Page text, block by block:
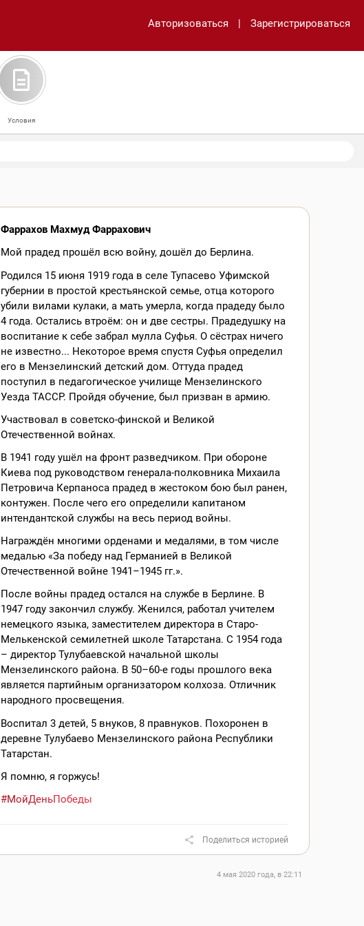
Авторизоваться | Зарегистрироваться
Условия
Фаррахов Махмуд Фаррахович
Мой прадед прошёл всю войну, дошёл до Берлина.
Родился 15 июня 1919 года в селе Тупасево Уфимской
губернии в простой крестьянской семье, отца которого
убили вилами кулаки, а мать умерла, когда прадеду было
4 года. Остались втроём: он и две сестры. Прадедушку на
воспитание к себе забрал мулла Суфья. О сёстрах ничего
не известно... Некоторое время спустя Суфья определил
его в Мензелинский детский дом. Оттуда прадед
поступил в педагогическое училище Мензелинского
Уезда ТАССР. Пройдя обучение, был призван в армию.
Участвовал в советско-финской и Великой
Отечественной войнах.
В 1941 году ушёл на фронт разведчиком. При обороне
Киева под руководством генерала-полковника Михаила
Петровича Керпаноса прадед в жестоком бою был ранен,
контужен. После чего его определили капитаном
интендантской службы на весь период войны.
Награждён многими орденами и медалями, в том числе
медалью «За победу над Германией в Великой
Отечественной войне 1941–1945 гг.».
После войны прадед остался на службе в Берлине. В
1947 году закончил службу. Женился, работал учителем
немецкого языка, заместителем директора в Старо-
Мелькенской семилетней школе Татарстана. С 1954 года
– директор Тулубаевской начальной школы
Мензелинского района. В 50–60-е годы прошлого века
является партийным организатором колхоза. Отличник
народного просвещения.
Воспитал 3 детей, 5 внуков, 8 правнуков. Похоронен в
деревне Тулубаево Мензелинского района Республики
Татарстан.
Я помню, я горжусь!
#МойДеньПобеды
Поделиться историей
4 мая 2020 года, в 22:11